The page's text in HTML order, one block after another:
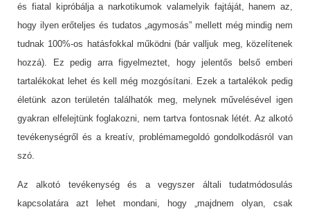
és fiatal kipróbálja a narkotikumok valamelyik fajtáját, hanem az,
hogy ilyen erőteljes és tudatos „agymosás” mellett még mindig nem
tudnak 100%-os hatásfokkal működni (bár valljuk meg, közelítenek
hozzá). Ez pedig arra figyelmeztet, hogy jelentős belső emberi
tartalékokat lehet és kell még mozgósítani. Ezek a tartalékok pedig
életünk azon területén találhatók meg, melynek művelésével igen
gyakran elfelejtünk foglakozni, nem tartva fontosnak létét. Az alkotó
tevékenységről és a kreatív, problémamegoldó gondolkodásról van
szó.
Az alkotó tevékenység és a vegyszer általi tudatmódosulás
kapcsolatára azt lehet mondani, hogy „majdnem olyan, csak